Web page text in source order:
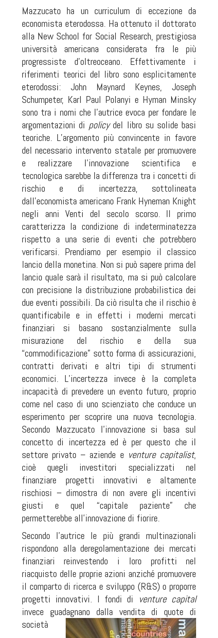
Mazzucato ha un curriculum di eccezione da
economista eterodossa. Ha ottenuto il dottorato
alla New School for Social Research, prestigiosa
università americana considerata fra le più
progressiste d’oltreoceano. Effettivamente i
riferimenti teorici del libro sono esplicitamente
eterodossi: John Maynard Keynes, Joseph
Schumpeter, Karl Paul Polanyi e Hyman Minsky
sono tra i nomi che l’autrice evoca per fondare le
argomentazioni di policydel libro su solide basi
teoriche. L’argomento più convincente in favore
del necessario intervento statale per promuovere
e realizzare l’innovazione scientifica e
tecnologica sarebbe la differenza tra i concetti di
rischio e di incertezza, sottolineata
dall’economista americano Frank Hyneman Knight
negli anni Venti del secolo scorso. Il primo
caratterizza la condizione di indeterminatezza
rispetto a una serie di eventi che potrebbero
verificarsi. Prendiamo per esempio il classico
lancio della monetina. Non si può sapere prima del
lancio quale sarà il risultato, ma si può calcolare
con precisione la distribuzione probabilistica dei
due eventi possibili. Da ciò risulta che il rischio è
quantificabile e in effetti i moderni mercati
finanziari si basano sostanzialmente sulla
misurazione del rischio e della sua
“commodificazione” sotto forma di assicurazioni,
contratti derivati e altri tipi di strumenti
economici. L’incertezza invece è la completa
incapacità di prevedere un evento futuro, proprio
come nel caso di uno scienziato che conduce un
esperimento per scoprire una nuova tecnologia.
Secondo Mazzucato l’innovazione si basa sul
concetto di incertezza ed è per questo che il
settore privato – aziende e venture capitalist,
cioè quegli investitori specializzati nel
finanziare progetti innovativi e altamente
rischiosi – dimostra di non avere gli incentivi
giusti e quel “capitale paziente” che
permetterebbe all’innovazione di fiorire.
Secondo l’autrice le più grandi multinazionali
rispondono alla deregolamentazione dei mercati
finanziari reinvestendo i loro profitti nel
riacquisto delle proprie azioni anziché promuovere
il comparto di ricerca e sviluppo (R&S) o proporre
progetti innovativi. I fondi di venture capital
invece guadagnano dalla vendita di quote di
società